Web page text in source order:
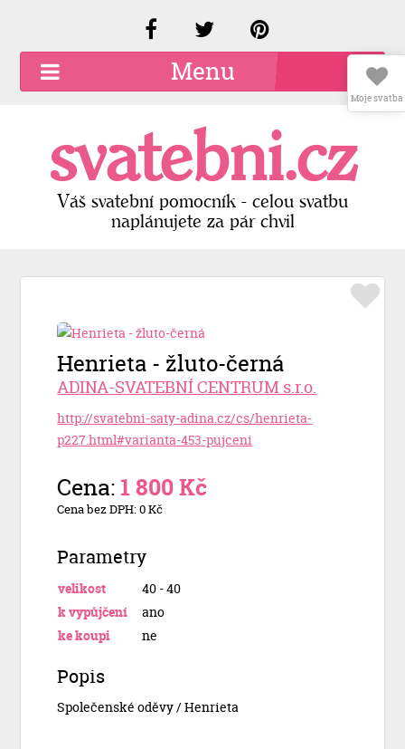
Menu
Kariéra
Kontakty
Přidat firmu
svatebni.cz
Váš svatební pomocník - celou svatbu
naplánujete za pár chvil
Henrieta - žluto-černá
ADINA-SVATEBNÍ CENTRUM s.r.o.
http://svatebni-saty-adina.cz/cs/henrieta-
p227.html#varianta-453-pujceni
Cena:1 800 Kč
Cena bez DPH: 0 Kč
Parametry
velikost
40 - 40
k vypůjčení
ano
ke koupi
ne
Popis
Společenské oděvy / Henrieta
Moje svatba